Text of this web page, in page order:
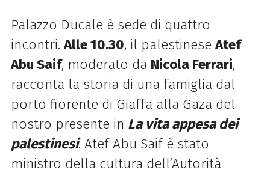
Palazzo Ducale è sede di quattro
incontri.Alle 10.30, il palestineseAtef
Abu Saif, moderato da Nicola Ferrari,
racconta la storia di una famiglia dal
porto fiorente di Giaffa alla Gaza del
nostro presente in La vita appesa dei
palestinesi. Atef Abu Saif è stato
ministro della cultura dell’Autorità